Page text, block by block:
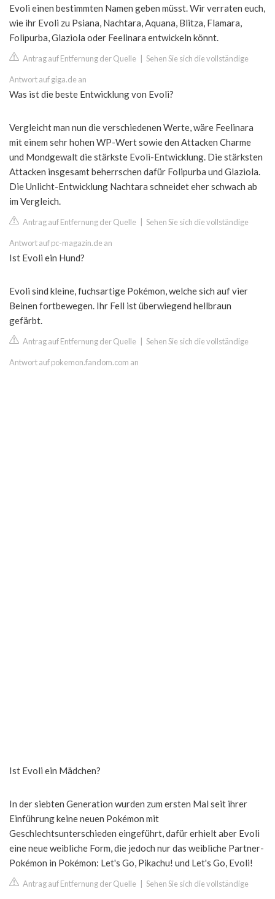
Evoli einen bestimmten Namen geben müsst. Wir verraten euch,
wie ihr Evoli zu Psiana, Nachtara, Aquana, Blitza, Flamara,
Folipurba, Glaziola oder Feelinara entwickeln könnt.
Antrag auf Entfernung der Quelle Sehen Sie sich die vollständige
Antwort auf giga.de an
Was ist die beste Entwicklung von Evoli?
Vergleicht man nun die verschiedenen Werte, wäre Feelinara
mit einem sehr hohen WP-Wert sowie den Attacken Charme
und Mondgewalt die stärkste Evoli-Entwicklung. Die stärksten
Attacken insgesamt beherrschen dafür Folipurba und Glaziola.
Die Unlicht-Entwicklung Nachtara schneidet eher schwach ab
im Vergleich.
Antrag auf Entfernung der Quelle Sehen Sie sich die vollständige
Antwort auf pc-magazin.de an
Ist Evoli ein Hund?
Evoli sind kleine, fuchsartige Pokémon, welche sich auf vier
Beinen fortbewegen. Ihr Fell ist überwiegend hellbraun
gefärbt.
Antrag auf Entfernung der Quelle Sehen Sie sich die vollständige
Antwort auf pokemon.fandom.com an
Ist Evoli ein Mädchen?
In der siebten Generation wurden zum ersten Mal seit ihrer
Einführung keine neuen Pokémon mit
Geschlechtsunterschieden eingeführt, dafür erhielt aber Evoli
eine neue weibliche Form, die jedoch nur das weibliche Partner-
Pokémon in Pokémon: Let's Go, Pikachu! und Let's Go, Evoli!
Antrag auf Entfernung der Quelle Sehen Sie sich die vollständige